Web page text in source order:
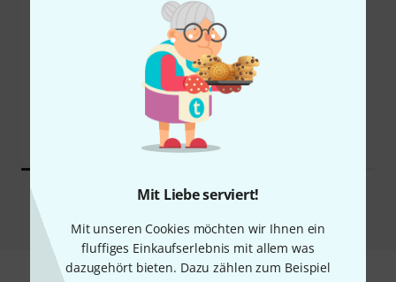
Mit Liebe serviert!
Mit unseren Cookies möchten wir Ihnen ein
fluffiges Einkaufserlebnis mit allem was
dazugehört bieten. Dazu zählen zum Beispiel
36%
GENAU DIESES PRODUKT
Vergleichen